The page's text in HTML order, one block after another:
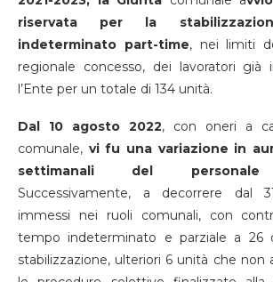
riservata per la
indeterminato part-time, nei limiti
regionale concesso, dei lavoratori già
l’Ente per un totale di 134 unità.
Dal 10 agosto 2022, con oneri a
comunale, vi fu una variazione in
settimanali del personale
Successivamente, a decorrere dal
immessi nei ruoli comunali, con
tempo indeterminato e parziale a 26
stabilizzazione, ulteriori 6 unità che non